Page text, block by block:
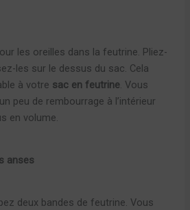
les oreilles dans la feutrine. Pliez-
les sur le dessus du sac. Cela
à votre sac en feutrine. Vous
peu de rembourrage à l’intérieur
en volume.
anses
deux bandes de feutrine. Vous